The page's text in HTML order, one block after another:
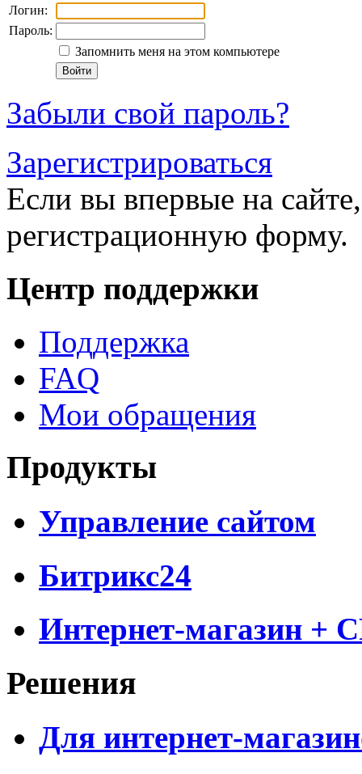
Логин:
Пароль:
Запомнить меня на этом компьютере
Забыли свой пароль?
Зарегистрироваться
Если вы впервые на
регистрационную форму.
Центр поддержки
Поддержка
FAQ
Мои обращения
Продукты
Управление сайтом
Битрикс24
Интернет-магазин +
Решения
Для интернет-